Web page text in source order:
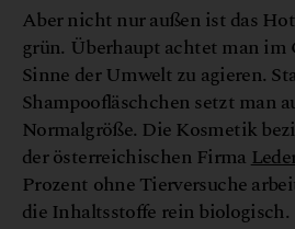
Aber nicht nur außen ist das
grün. Überhaupt achtet man im
Sinne der Umwelt zu agieren.
Shampoofläschchen setzt man
Normalgröße. Die Kosmetik
der österreichischen Firma
Prozent ohne Tierversuche
die Inhaltsstoffe rein biologisch.